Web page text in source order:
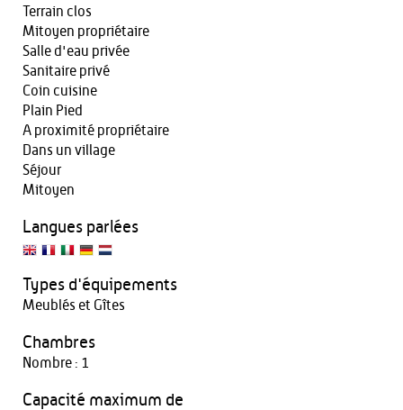
Terrain clos
Mitoyen propriétaire
Salle d'eau privée
Sanitaire privé
Coin cuisine
Plain Pied
A proximité propriétaire
Dans un village
Séjour
Mitoyen
Langues parlées
Types d'équipements
Meublés et Gîtes
Chambres
Nombre : 1
Capacité maximum de